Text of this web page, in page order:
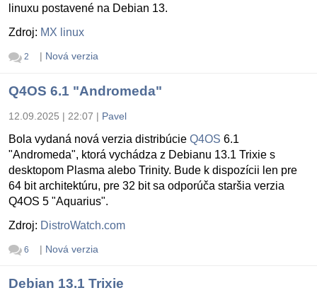
linuxu postavené na Debian 13.
Zdroj: MX linux
2 | Nová verzia
Q4OS 6.1 "Andromeda"
12.09.2025 | 22:07 | Pavel
Bola vydaná nová verzia distribúcie Q4OS 6.1
"Andromeda", ktorá vychádza z Debianu 13.1 Trixie s
desktopom Plasma alebo Trinity. Bude k dispozícii len pre
64 bit architektúru, pre 32 bit sa odporúča staršia verzia
Q4OS 5 "Aquarius".
Zdroj: DistroWatch.com
6 | Nová verzia
Debian 13.1 Trixie